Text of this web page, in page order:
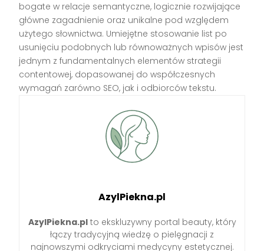
bogate w relacje semantyczne, logicznie rozwijające
główne zagadnienie oraz unikalne pod względem
użytego słownictwa. Umiejętne stosowanie list po
usunięciu podobnych lub równoważnych wpisów jest
jednym z fundamentalnych elementów strategii
contentowej, dopasowanej do współczesnych
wymagań zarówno SEO, jak i odbiorców tekstu.
AzylPiekna.pl
AzylPiekna.plto ekskluzywny portal beauty, który
łączy tradycyjną wiedzę o pielęgnacji z
najnowszymi odkryciami medycyny estetycznej.